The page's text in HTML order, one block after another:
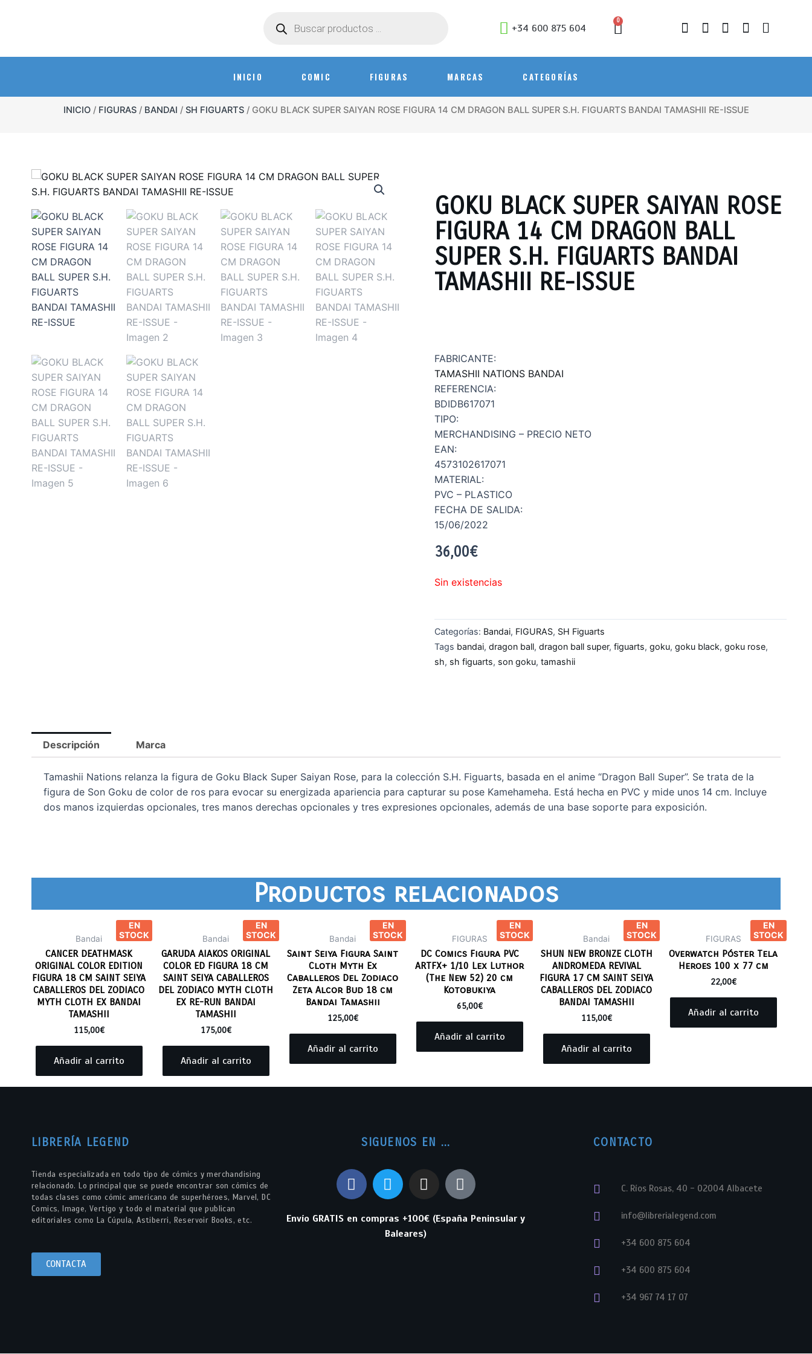
+34 600 875 604
0
INICIO COMIC FIGURAS MARCAS CATEGORÍAS
INICIO/ FIGURAS/ BANDAI / SH FIGUARTS/ GOKU BLACK SUPER SAIYAN ROSE FIGURA 14 CM DRAGON BALL SUPER S.H. FIGUARTS BANDAI TAMASHII RE-ISSUE
GOKU BLACK SUPER SAIYAN ROSE
FIGURA 14 CM DRAGON BALL
SUPER S.H. FIGUARTS BANDAI
TAMASHII RE-ISSUE
FABRICANTE:
TAMASHII NATIONS BANDAI
REFERENCIA:
BDIDB617071
TIPO:
MERCHANDISING – PRECIO NETO
EAN:
4573102617071
MATERIAL:
PVC – PLASTICO
FECHA DE SALIDA:
15/06/2022
36,00€
Sin existencias
Categorías: Bandai, FIGURAS, SH Figuarts
Tags bandai, dragon ball, dragon ball super, figuarts, goku, goku black, goku rose,
sh, sh figuarts, son goku, tamashii
Descripción Marca
Tamashii Nations relanza la figura de Goku Black Super Saiyan Rose, para la colección S.H. Figuarts, basada en el anime “Dragon Ball Super”. Se trata de la
figura de Son Goku de color de ros para evocar su energizada apariencia para capturar su pose Kamehameha. Está hecha en PVC y mide unos 14 cm. Incluye
dos manos izquierdas opcionales, tres manos derechas opcionales y tres expresiones opcionales, además de una base soporte para exposición.
Productos relacionados
EN
STOCK
Bandai
CANCER DEATHMASK
ORIGINAL COLOR EDITION
FIGURA 18 CM SAINT SEIYA
CABALLEROS DEL ZODIACO
MYTH CLOTH EX BANDAI
TAMASHII
115,00€
Añadir al carrito
EN
STOCK
Bandai
GARUDA AIAKOS ORIGINAL
COLOR ED FIGURA 18 CM
SAINT SEIYA CABALLEROS
DEL ZODIACO MYTH CLOTH
EX RE-RUN BANDAI
TAMASHII
175,00€
Añadir al carrito
EN
STOCK
Bandai
Saint Seiya Figura Saint
Cloth Myth Ex
Caballeros Del Zodiaco
Zeta Alcor Bud 18 cm
Bandai Tamashii
125,00€
Añadir al carrito
EN
STOCK
FIGURAS
DC Comics Figura PVC
ARTFX+ 1/10 Lex Luthor
(The New 52) 20 cm
Kotobukiya
65,00€
Añadir al carrito
EN
STOCK
Bandai
SHUN NEW BRONZE CLOTH
ANDROMEDA REVIVAL
FIGURA 17 CM SAINT SEIYA
CABALLEROS DEL ZODIACO
BANDAI TAMASHII
115,00€
Añadir al carrito
EN
STOCK
FIGURAS
Overwatch Póster Tela
Heroes 100 x 77 cm
22,00€
Añadir al carrito
LIBRERÍA LEGEND
Tienda especializada en todo tipo de cómics y merchandising
relacionado. Lo principal que se puede encontrar son cómics de
todas clases como cómic americano de superhéroes, Marvel, DC
Comics, Image, Vertigo y todo el material que publican
editoriales como La Cúpula, Astiberri, Reservoir Books, etc.
CONTACTA
SIGUENOS EN ...
Envío GRATIS en compras +100€ (España Peninsular y
Baleares)
CONTACTO
C. Ríos Rosas, 40 - 02004 Albacete
info@librerialegend.com
+34 600 875 604
+34 600 875 604
+34 967 74 17 07